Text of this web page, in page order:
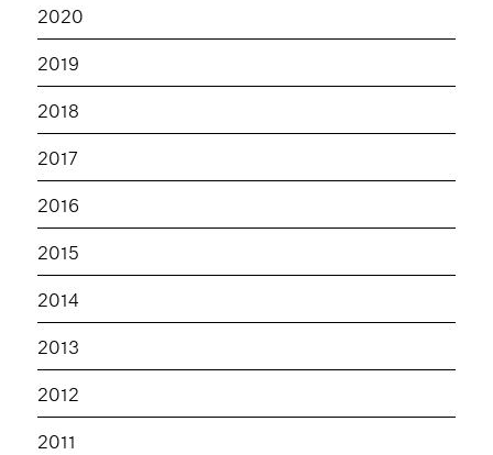
2020
2019
2018
2017
2016
2015
2014
2013
2012
2011